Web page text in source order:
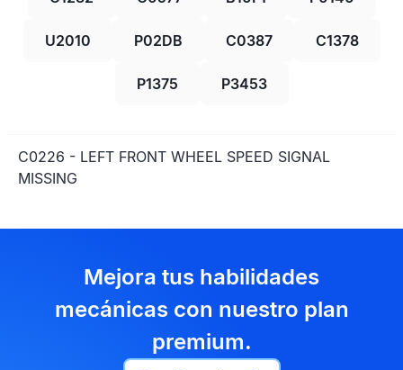
U2010 P02DB C0387 C1378
P1375 P3453
C0226 - LEFT FRONT WHEEL SPEED SIGNAL
MISSING
Mejora tus habilidades
mecánicas con nuestro plan
premium.